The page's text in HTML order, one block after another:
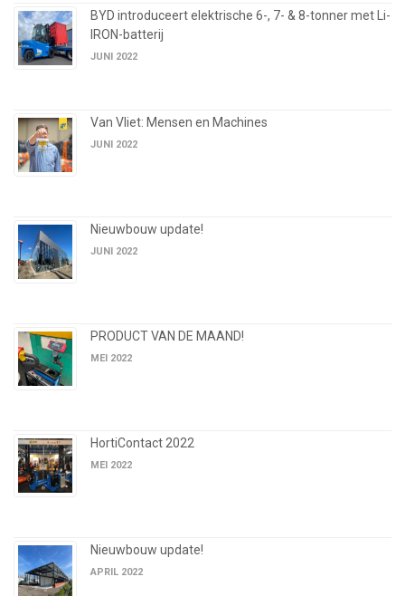
BYD introduceert elektrische 6-, 7- & 8-tonner met Li-
IRON-batterij
JUNI 2022
Van Vliet: Mensen en Machines
JUNI 2022
Nieuwbouw update!
JUNI 2022
PRODUCT VAN DE MAAND!
MEI 2022
HortiContact 2022
MEI 2022
Nieuwbouw update!
APRIL 2022